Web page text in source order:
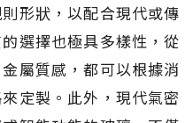
形狀，以配合現代或傳
選擇也極具多樣性，從
屬質感，都可以根據消
定製。此外，現代氣密